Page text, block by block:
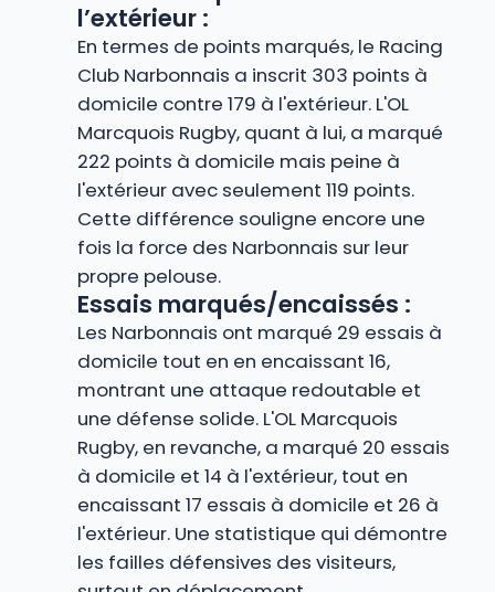
l’extérieur :
En termes de points marqués, le Racing
Club Narbonnais a inscrit 303 points à
domicile contre 179 à l'extérieur. L'OL
Marcquois Rugby, quant à lui, a marqué
222 points à domicile mais peine à
l'extérieur avec seulement 119 points.
Cette différence souligne encore une
fois la force des Narbonnais sur leur
propre pelouse.
Essais marqués/encaissés :
Les Narbonnais ont marqué 29 essais à
domicile tout en en encaissant 16,
montrant une attaque redoutable et
une défense solide. L'OL Marcquois
Rugby, en revanche, a marqué 20 essais
à domicile et 14 à l'extérieur, tout en
encaissant 17 essais à domicile et 26 à
l'extérieur. Une statistique qui démontre
les failles défensives des visiteurs,